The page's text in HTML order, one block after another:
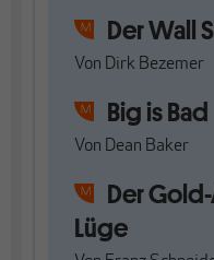
Der Wall
Von Dirk Bezemer
Big is Bad
Von Dean Baker
Der
Lüge